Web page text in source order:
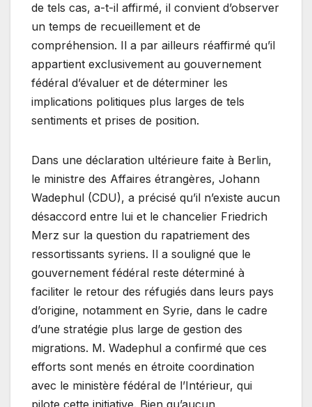
de tels cas, a-t-il affirmé, il convient d’observer
un temps de recueillement et de
compréhension. Il a par ailleurs réaffirmé qu’il
appartient exclusivement au gouvernement
fédéral d’évaluer et de déterminer les
implications politiques plus larges de tels
sentiments et prises de position.
Dans une déclaration ultérieure faite à Berlin,
le ministre des Affaires étrangères, Johann
Wadephul (CDU), a précisé qu’il n’existe aucun
désaccord entre lui et le chancelier Friedrich
Merz sur la question du rapatriement des
ressortissants syriens. Il a souligné que le
gouvernement fédéral reste déterminé à
faciliter le retour des réfugiés dans leurs pays
d’origine, notamment en Syrie, dans le cadre
d’une stratégie plus large de gestion des
migrations. M. Wadephul a confirmé que ces
efforts sont menés en étroite coordination
avec le ministère fédéral de l’Intérieur, qui